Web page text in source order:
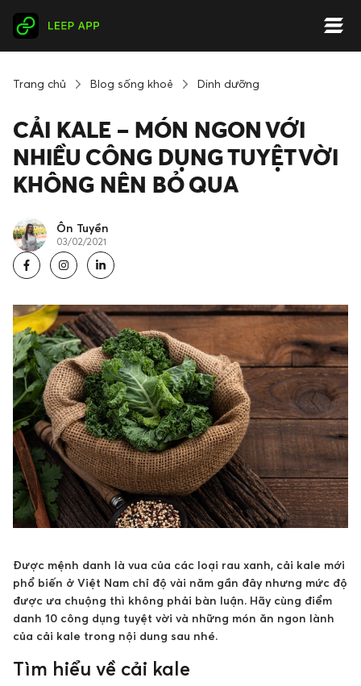
Trang chủ Blog sống khoẻ Dinh dưỡng
CẢI KALE – MÓN NGON VỚI
NHIỀU CÔNG DỤNG TUYỆT VỜI
KHÔNG NÊN BỎ QUA
Ôn Tuyền
03/02/2021
Được mệnh danh là vua của các loại rau xanh, cải kale mới
phổ biến ở Việt Nam chỉ độ vài năm gần đây nhưng mức độ
được ưa chuộng thì không phải bàn luận. Hãy cùng điểm
danh 10 công dụng tuyệt vời và những món ăn ngon lành
của cải kale trong nội dung sau nhé.
Tìm hiểu về cải kale